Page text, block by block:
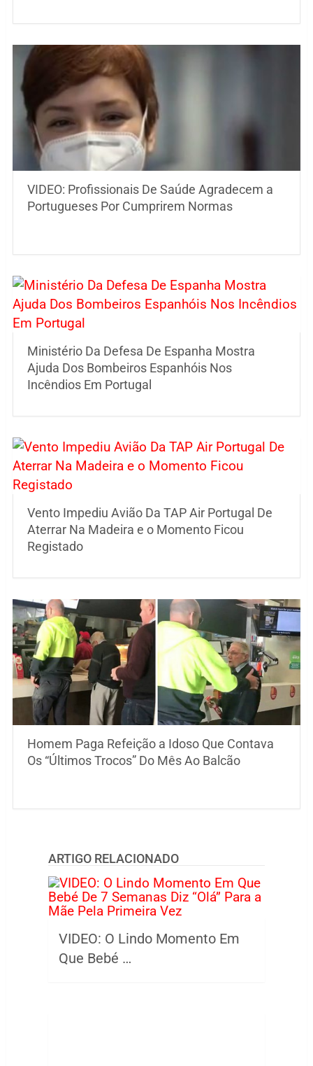
VIDEO: Profissionais De Saúde Agradecem a
Portugueses Por Cumprirem Normas
Ministério Da Defesa De Espanha Mostra
Ajuda Dos Bombeiros Espanhóis Nos
Incêndios Em Portugal
Vento Impediu Avião Da TAP Air Portugal De
Aterrar Na Madeira e o Momento Ficou
Registado
Homem Paga Refeição a Idoso Que Contava
Os “Últimos Trocos” Do Mês Ao Balcão
ARTIGO RELACIONADO
VIDEO: O Lindo Momento Em
Que Bebé …